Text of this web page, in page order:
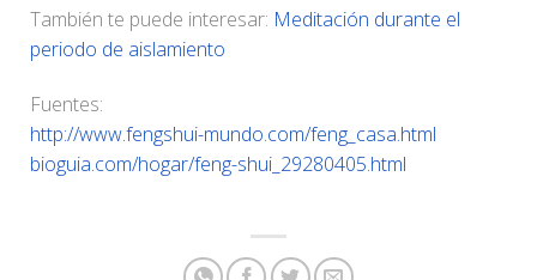
También te puede interesar: Meditación durante el
periodo de aislamiento
Fuentes:
http://www.fengshui-mundo.com/feng_casa.html
bioguia.com/hogar/feng-shui_29280405.html